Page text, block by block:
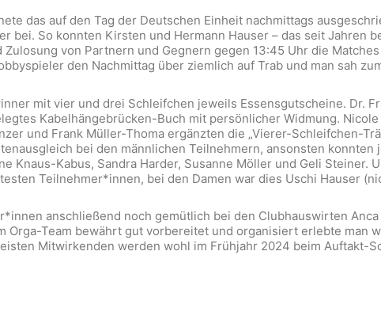
das auf den Tag der Deutschen Einheit nachmittags
bei. So konnten Kirsten und Hermann Hauser – das seit Jahren
von Partnern und Gegnern gegen 13:45 Uhr die
den Nachmittag über ziemlich auf Trab und man sah
mit vier und drei Schleifchen jeweils Essensgutscheine. Dr.
Kabelhängebrücken-Buch mit persönlicher Widmung.
und Frank Müller-Thoma ergänzten die „Vierer-Schleifchen-
bei den männlichen Teilnehmern, ansonsten konnten
Knaus-Kabus, Sandra Harder, Susanne Möller und Geli Steiner.
Teilnehmer*innen, bei den Damen war dies Uschi Hauser
anschließend noch gemütlich bei den Clubhauswirten
Orga-Team bewährt gut vorbereitet und organisiert erlebte man
Mitwirkenden werden wohl im Frühjahr 2024 beim Auftakt-